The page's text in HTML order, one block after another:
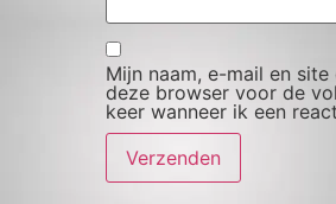
Mijn naam, e-mail en site
deze browser voor de
keer wanneer ik een